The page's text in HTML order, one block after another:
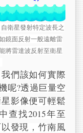
衛星發射特定波長之
鏡面反射一般遠離雷
將雷達波反射至衛星
們該如何實際
呢?透過巨量空
影像便可輕鬆
查找2015年至
發現，竹南風